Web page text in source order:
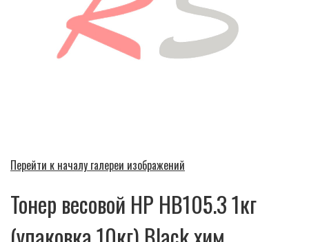
Перейти к началу галереи изображений
Тонер весовой HP HB105.3 1кг